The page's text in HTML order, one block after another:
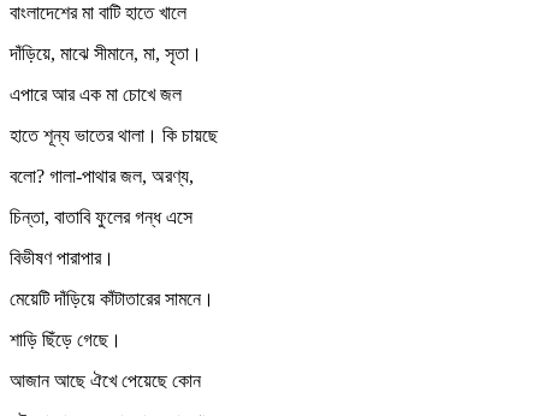
বাংলাদেশের মা বাটি হাতে খালে
দাঁড়িয়ে, মাঝে সীমানে, মা, সৃতা।
এপারে আর এক মা চোখে জল
হাতে শূন্য ভাতের থালা। কি চায়ছে
বলো? গালা-পাথার জল, অরণ্য,
চিন্তা, বাতাবি ফুলের গন্ধ এসে
বিভীষণ পারাপার।
মেয়েটি দাঁড়িয়ে কাঁটাতারের সামনে।
শাড়ি ছিঁড়ে গেছে।
আজান আছে ঐখে পেয়েছে কোন